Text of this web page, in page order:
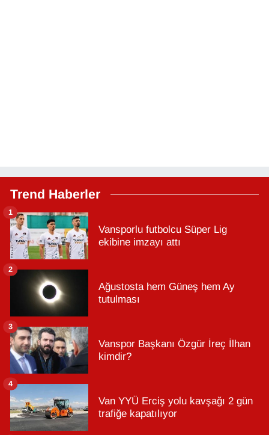
Trend Haberler
Vansporlu futbolcu Süper Lig
ekibine imzayı attı
1
Ağustosta hem Güneş hem Ay
tutulması
2
Vanspor Başkanı Özgür İreç İlhan
kimdir?
3
Van YYÜ Erciş yolu kavşağı 2 gün
trafiğe kapatılıyor
4